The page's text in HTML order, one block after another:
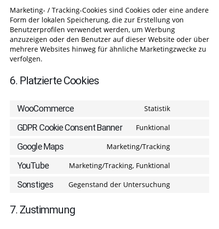
Marketing- / Tracking-Cookies sind Cookies oder eine andere
Form der lokalen Speicherung, die zur Erstellung von
Benutzerprofilen verwendet werden, um Werbung
anzuzeigen oder den Benutzer auf dieser Website oder über
mehrere Websites hinweg für ähnliche Marketingzwecke zu
verfolgen.
6. Platzierte Cookies
WooCommerce Statistik
GDPR Cookie Consent Banner Funktional
Google Maps Marketing/Tracking
YouTube Marketing/Tracking, Funktional
Sonstiges Gegenstand der Untersuchung
7. Zustimmung